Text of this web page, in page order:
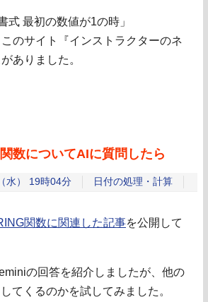
式 最初の数値が1の時」
のサイト『インストラクターのネ
ありました。
数についてAIに質問したら
水） 19時04分 日付の処理・計算
関数に関連した記事を公開して
の回答を紹介しましたが、他の
てくるのかを試してみました。